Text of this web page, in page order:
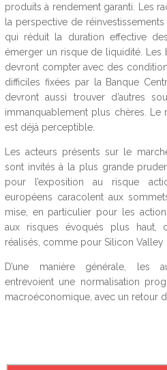
produits à rendement garanti. Les
la perspective de
qui réduit la duration effective
émerger un risque de liquidité. Les
devront compter avec des
difficiles fixées par la Banque
devront aussi trouver d’autres
immanquablement plus chères. Le
est déjà perceptible.
Les acteurs présents sur le
sont invités à la plus grande
pour l’exposition au risque
européens caracolent aux
mise, en particulier pour les
aux risques évoqués plus haut,
réalisés, comme pour Silicon Valley
D’une manière générale, les
entrevoient une normalisation
macroéconomique, avec un retour